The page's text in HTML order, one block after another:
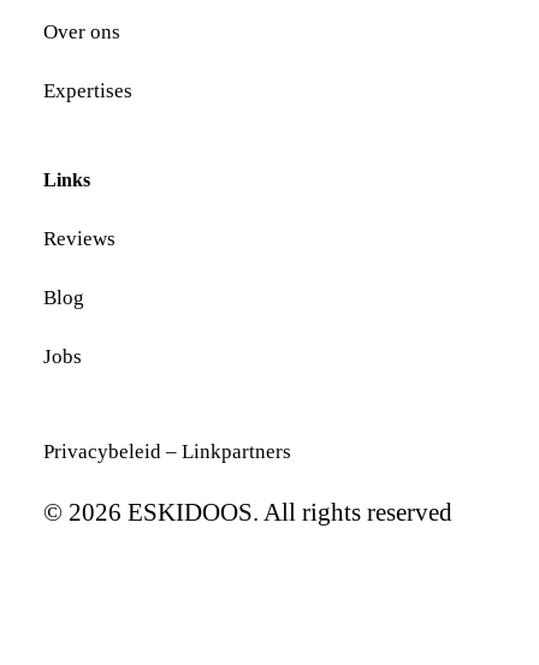
Over ons
Expertises
Links
Reviews
Blog
Jobs
Privacybeleid – Linkpartners
© 2026 ESKIDOOS. All rights reserved